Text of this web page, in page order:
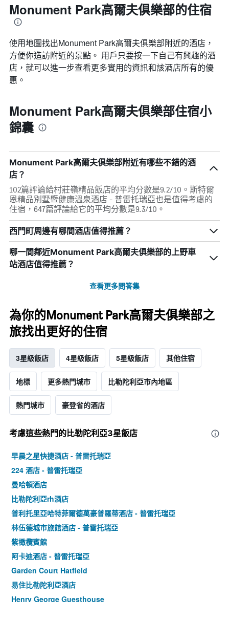
Monument Park高爾夫俱樂部的住宿
使用地圖找出Monument Park高爾夫俱樂部​附近的酒店，
方便你造訪附近的景點。 用戶只要按一下自己有興趣的酒
店，就可以進一步查看更多實用的資訊和該酒店所有的優
惠。
Monument Park高爾夫俱樂部住宿小
錦囊
Monument Park高爾夫俱樂部附近有哪些不錯的酒
店？
102篇評論給村莊嶺精品飯店的平均分數是9.2/10。斯特爾
恩精品別墅暨健康溫泉酒店 - 普雷托瑞亞也是值得考慮的
住宿，647篇評論給它的平均分數是9.3/10。
西門町周邊有哪間酒店值得推薦？
哪一間鄰近Monument Park高爾夫俱樂部的上野車
站酒店值得推薦？
查看更多問答集
為你的Monument Park高爾夫俱樂部之
旅找出更好的住宿
3星級飯店 4星級飯店 5星級飯店 其他住宿
地標 更多熱門城市 比勒陀利亞市內地區
熱門城市 豪登省的酒店
考慮這些熱門的比勒陀利亞3星​飯店
早晨之星快捷酒店 - 普雷托瑞亞
224 酒店 - 普雷托瑞亞
曼哈頓酒店
比勒陀利亞rh酒店
普利托里亞哈特菲爾德萬豪普羅蒂酒店 - 普雷托瑞亞
林伍德城市旅館酒店 - 普雷托瑞亞
紫橄欖賓館
阿卡迪酒店 - 普雷托瑞亞
Garden Court Hatfield
易住比勒陀利亞酒店
Henry George Guesthouse